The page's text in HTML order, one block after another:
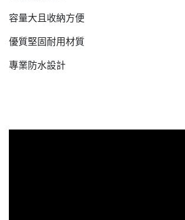
容量大且收納方便
優質堅固耐用材質
專業防水設計